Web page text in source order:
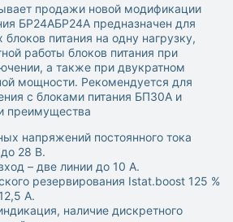
продажи новой модификации
БР24АБР24А предназначен для
питания на одну нагрузку,
работы блоков питания при
а также при двукратном
мощности. Рекомендуется для
с блоками питания БП30А и
преимущества
напряжений постоянного тока
28 В.
– две линии до 10 А.
резервирования Istat.boost 125 %
А.
наличие дискретного